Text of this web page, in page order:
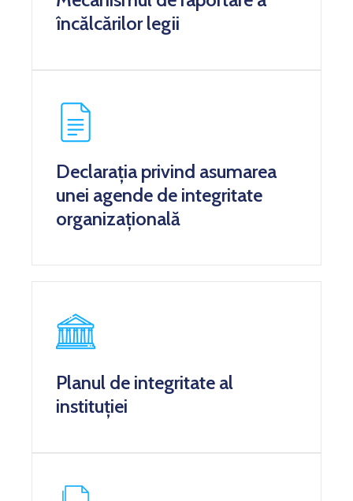
încălcărilor legii
Declarația privind asumarea
unei agende de integritate
organizațională
Planul de integritate al
instituției